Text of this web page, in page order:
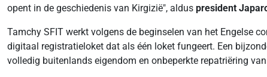
opent in de geschiedenis van Kirgizië", aldus president
Tamchy SFIT werkt volgens de beginselen van het Engelse
digitaal registratieloket dat als één loket fungeert. Een
volledig buitenlands eigendom en onbeperkte repatriëring